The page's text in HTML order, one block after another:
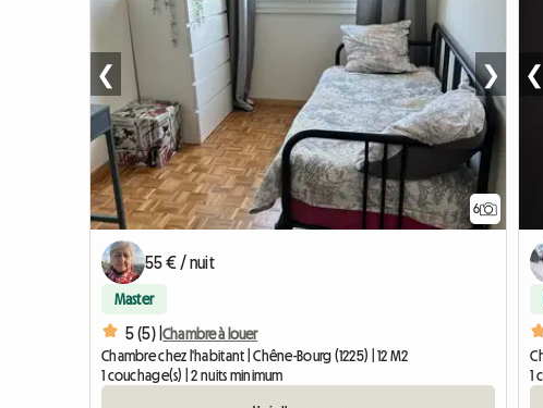
6
❮ ❯
55 € / nuit
Master
5 (5) |Chambre à louer
Chambre chez l'habitant | Chêne-Bourg (1225) | 12 M2
1 couchage(s) | 2 nuits minimum
❮
1